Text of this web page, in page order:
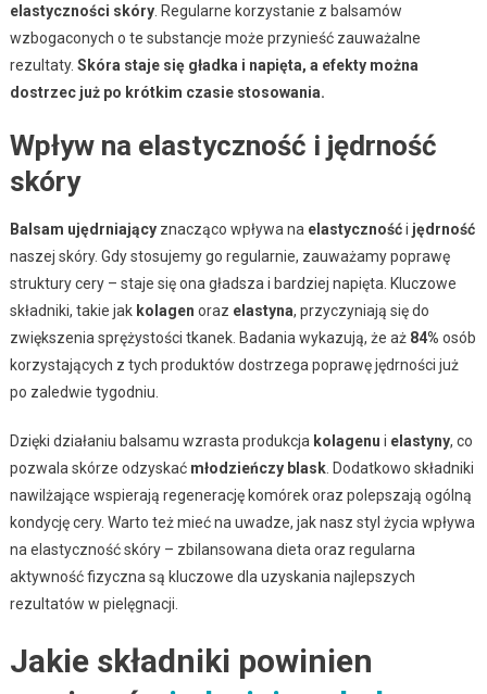
elastyczności skóry. Regularne korzystanie z balsamów
wzbogaconych o te substancje może przynieść zauważalne
rezultaty. Skóra staje się gładka i napięta, a efekty można
dostrzec już po krótkim czasie stosowania.
Wpływ na elastyczność i jędrność
skóry
Balsam ujędrniającyznacząco wpływa na elastycznośći jędrność
naszej skóry. Gdy stosujemy go regularnie, zauważamy poprawę
struktury cery – staje się ona gładsza i bardziej napięta. Kluczowe
składniki, takie jak kolagen oraz elastyna, przyczyniają się do
zwiększenia sprężystości tkanek. Badania wykazują, że aż 84% osób
korzystających z tych produktów dostrzega poprawę jędrności już
po zaledwie tygodniu.
Dzięki działaniu balsamu wzrasta produkcja kolagenu i elastyny, co
pozwala skórze odzyskać młodzieńczy blask. Dodatkowo składniki
nawilżające wspierają regenerację komórek oraz polepszają ogólną
kondycję cery. Warto też mieć na uwadze, jak nasz styl życia wpływa
na elastyczność skóry – zbilansowana dieta oraz regularna
aktywność fizyczna są kluczowe dla uzyskania najlepszych
rezultatów w pielęgnacji.
Jakie składniki powinien